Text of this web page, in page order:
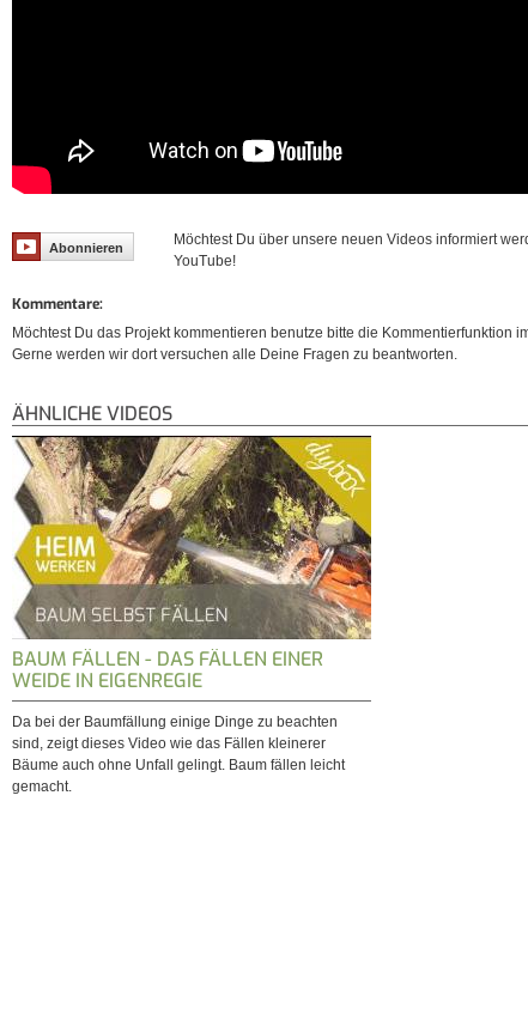
Abonnieren
Möchtest Du über unsere neuen Videos informiert
YouTube!
Kommentare:
Möchtest Du das Projekt kommentieren benutze bitte die Kommentierfunktion
Gerne werden wir dort versuchen alle Deine Fragen zu beantworten.
ÄHNLICHE VIDEOS
BAUM FÄLLEN - DAS FÄLLEN EINER
WEIDE IN EIGENREGIE
Da bei der Baumfällung einige Dinge zu beachten
sind, zeigt dieses Video wie das Fällen kleinerer
Bäume auch ohne Unfall gelingt. Baum fällen leicht
gemacht.